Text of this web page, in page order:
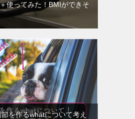
使ってみた！BMIができそ
を作るwhatについて考え